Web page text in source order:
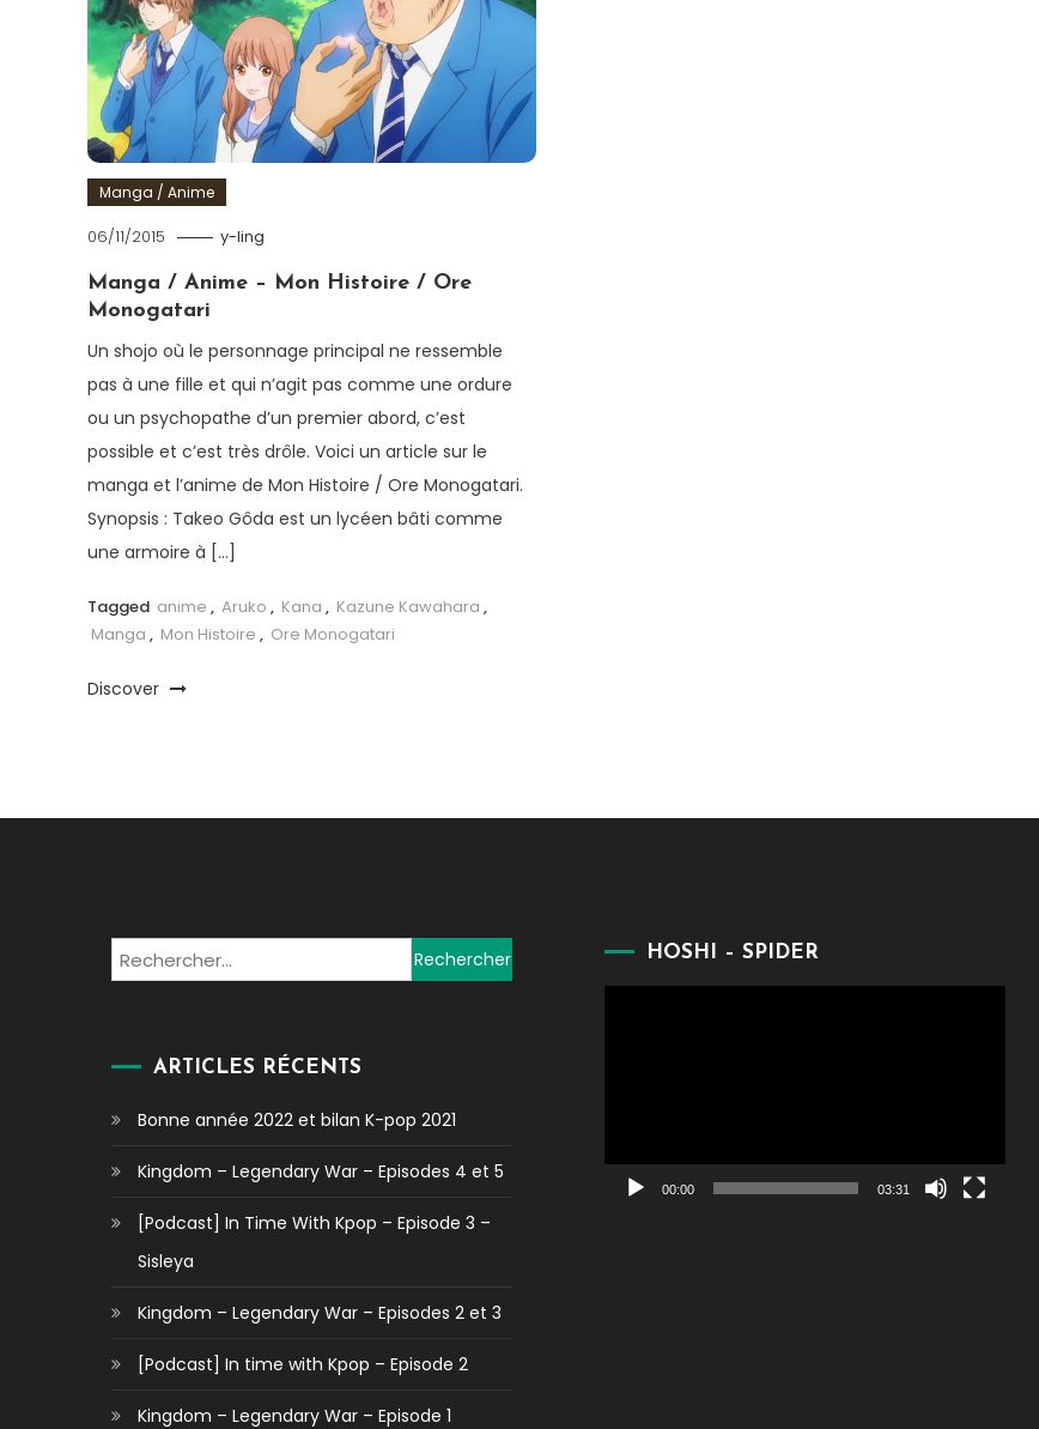
Manga / Anime
06/11/2015 y-ling
Manga / Anime – Mon Histoire / Ore
Monogatari
Un shojo où le personnage principal ne ressemble
pas à une fille et qui n’agit pas comme une ordure
ou un psychopathe d’un premier abord, c’est
possible et c’est très drôle. Voici un article sur le
manga et l’anime de Mon Histoire / Ore Monogatari.
Synopsis : Takeo Gôda est un lycéen bâti comme
une armoire à […]
Tagged anime , Aruko , Kana , Kazune Kawahara ,
Manga , Mon Histoire , Ore Monogatari
Discover
Rechercher :
ARTICLES RÉCENTS
Bonne année 2022 et bilan K-pop 2021
Kingdom – Legendary War – Episodes 4 et 5
[Podcast] In Time With Kpop – Episode 3 –
Sisleya
Kingdom – Legendary War – Episodes 2 et 3
[Podcast] In time with Kpop – Episode 2
Kingdom – Legendary War – Episode 1
HOSHI – SPIDER
00:00 03:31